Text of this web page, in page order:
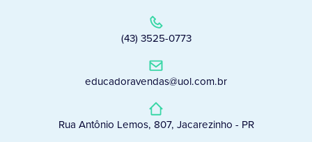
(43) 3525-0773
educadoravendas@uol.com.br
Rua Antônio Lemos, 807, Jacarezinho - PR